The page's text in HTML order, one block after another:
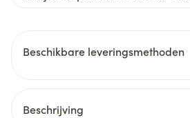
Beschikbare leveringsmethoden
Beschrijving